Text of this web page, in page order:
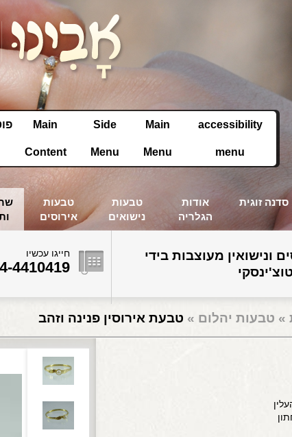
סדנה זוגית
אודות
הגלריה
טבעות
נישואים
טבעות
אירוסים
ונישואין מעוצבות בידי
חייגו עכשיו
4410419
» טבעות יהלום » טבעת אירוסין פנינה וזהב
accessibility
menu
Main
Menu
Side
Menu
Main
Content